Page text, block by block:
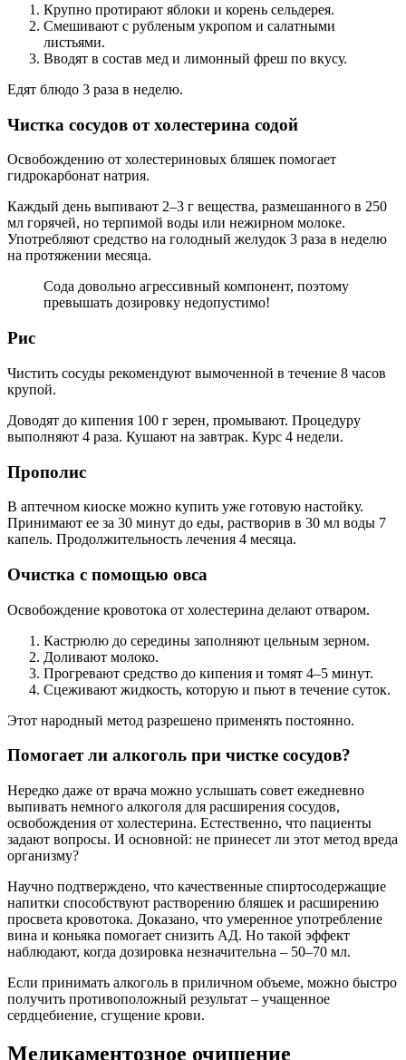
Крупно протирают яблоки и корень сельдерея.
Смешивают с рубленым укропом и салатными
листьями.
Вводят в состав мед и лимонный фреш по вкусу.
Едят блюдо 3 раза в неделю.
Чистка сосудов от холестерина содой
Освобождению от холестериновых бляшек помогает
гидрокарбонат натрия.
Каждый день выпивают 2–3 г вещества, размешанного в 250
мл горячей, но терпимой воды или нежирном молоке.
Употребляют средство на голодный желудок 3 раза в неделю
на протяжении месяца.
Сода довольно агрессивный компонент, поэтому
превышать дозировку недопустимо!
Рис
Чистить сосуды рекомендуют вымоченной в течение 8 часов
крупой.
Доводят до кипения 100 г зерен, промывают. Процедуру
выполняют 4 раза. Кушают на завтрак. Курс 4 недели.
Прополис
В аптечном киоске можно купить уже готовую настойку.
Принимают ее за 30 минут до еды, растворив в 30 мл воды 7
капель. Продолжительность лечения 4 месяца.
Очистка с помощью овса
Освобождение кровотока от холестерина делают отваром.
Кастрюлю до середины заполняют цельным зерном.
Доливают молоко.
Прогревают средство до кипения и томят 4–5 минут.
Сцеживают жидкость, которую и пьют в течение суток.
Этот народный метод разрешено применять постоянно.
Помогает ли алкоголь при чистке сосудов?
Нередко даже от врача можно услышать совет ежедневно
выпивать немного алкоголя для расширения сосудов,
освобождения от холестерина. Естественно, что пациенты
задают вопросы. И основной: не принесет ли этот метод вреда
организму?
Научно подтверждено, что качественные спиртосодержащие
напитки способствуют растворению бляшек и расширению
просвета кровотока. Доказано, что умеренное употребление
вина и коньяка помогает снизить АД. Но такой эффект
наблюдают, когда дозировка незначительна – 50–70 мл.
Если принимать алкоголь в приличном объеме, можно быстро
получить противоположный результат – учащенное
сердцебиение, сгущение крови.
Медикаментозное очищение